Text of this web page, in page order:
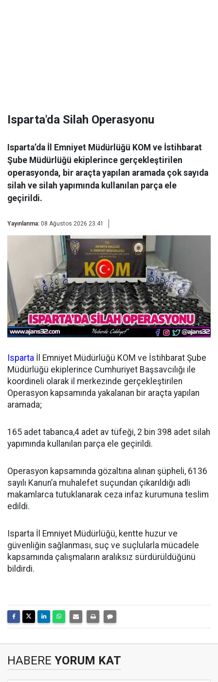
Isparta'da Silah Operasyonu
Isparta’da İl Emniyet Müdürlüğü KOM ve İstihbarat
Şube Müdürlüğü ekiplerince gerçekleştirilen
operasyonda, bir araçta yapılan aramada çok sayıda
silah ve silah yapımında kullanılan parça ele
geçirildi.
Yayınlanma: 08 Ağustos 2026 23:41
Isparta İl Emniyet Müdürlüğü KOM ve İstihbarat Şube
Müdürlüğü ekiplerince Cumhuriyet Başsavcılığı ile
koordineli olarak il merkezinde gerçekleştirilen
Operasyon kapsamında yakalanan bir araçta yapılan
aramada;
165 adet tabanca,4 adet av tüfeği, 2 bin 398 adet silah
yapımında kullanılan parça ele geçirildi.
Operasyon kapsamında gözaltına alınan şüpheli, 6136
sayılı Kanun’a muhalefet suçundan çıkarıldığı adli
makamlarca tutuklanarak ceza infaz kurumuna teslim
edildi.
Isparta İl Emniyet Müdürlüğü, kentte huzur ve
güvenliğin sağlanması, suç ve suçlularla mücadele
kapsamında çalışmaların aralıksız sürdürüldüğünü
bildirdi.
HABERE YORUM KAT